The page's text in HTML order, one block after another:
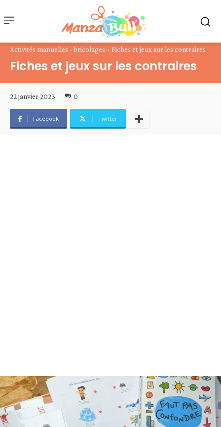
Activités manuelles - bricolages Fiches et jeux sur les contraires
Fiches et jeux sur les contraires
22 janvier 2023 0
Facebook Twitter